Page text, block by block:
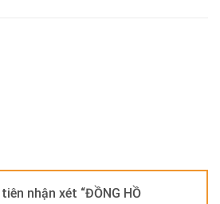
nhận xét “ĐỒNG HỒ